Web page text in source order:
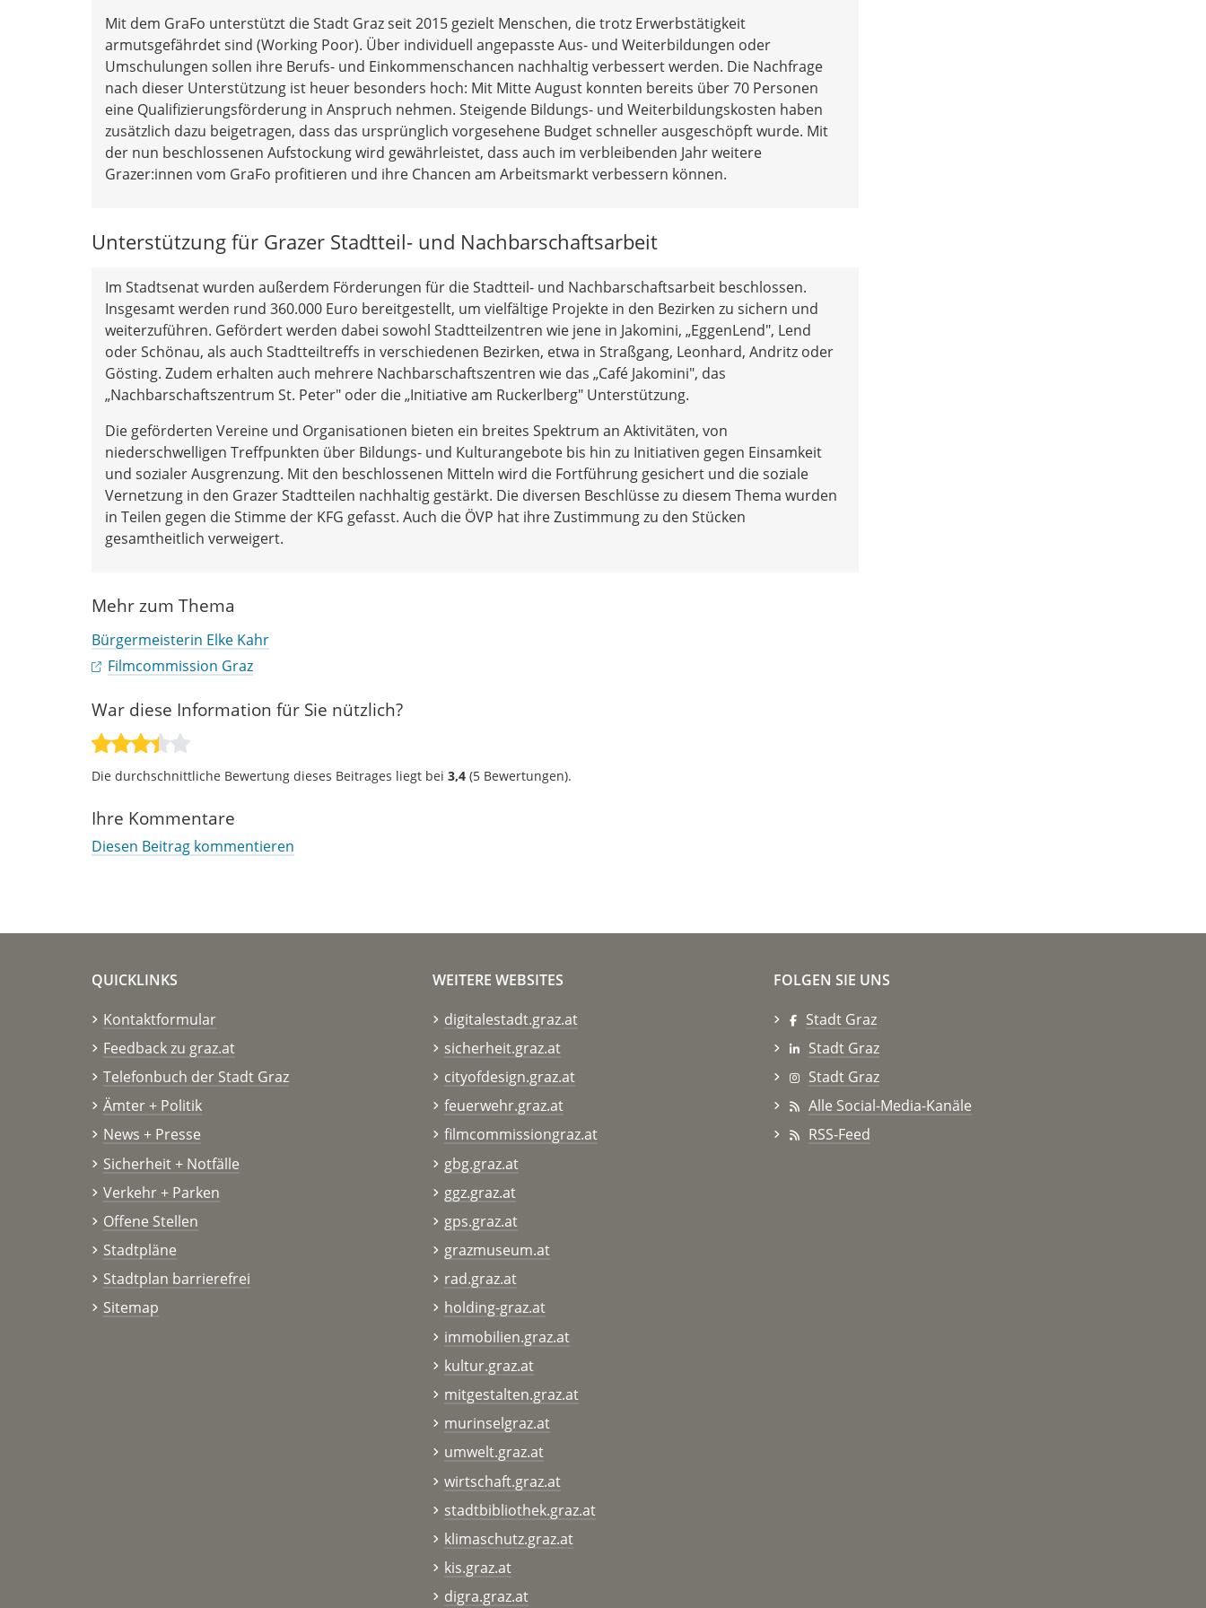
Mit dem GraFo unterstützt die Stadt Graz seit 2015 gezielt Menschen, die trotz Erwerbstätigkeit
armutsgefährdet sind (Working Poor). Über individuell angepasste Aus- und Weiterbildungen oder
Umschulungen sollen ihre Berufs- und Einkommenschancen nachhaltig verbessert werden. Die Nachfrage
nach dieser Unterstützung ist heuer besonders hoch: Mit Mitte August konnten bereits über 70 Personen
eine Qualifizierungsförderung in Anspruch nehmen. Steigende Bildungs- und Weiterbildungskosten haben
zusätzlich dazu beigetragen, dass das ursprünglich vorgesehene Budget schneller ausgeschöpft wurde. Mit
der nun beschlossenen Aufstockung wird gewährleistet, dass auch im verbleibenden Jahr weitere
Grazer:innen vom GraFo profitieren und ihre Chancen am Arbeitsmarkt verbessern können.
Unterstützung für Grazer Stadtteil- und Nachbarschaftsarbeit
Im Stadtsenat wurden außerdem Förderungen für die Stadtteil- und Nachbarschaftsarbeit beschlossen.
Insgesamt werden rund 360.000 Euro bereitgestellt, um vielfältige Projekte in den Bezirken zu sichern und
weiterzuführen. Gefördert werden dabei sowohl Stadtteilzentren wie jene in Jakomini, „EggenLend", Lend
oder Schönau, als auch Stadtteiltreffs in verschiedenen Bezirken, etwa in Straßgang, Leonhard, Andritz oder
Gösting. Zudem erhalten auch mehrere Nachbarschaftszentren wie das „Café Jakomini", das
„Nachbarschaftszentrum St. Peter" oder die „Initiative am Ruckerlberg" Unterstützung.
Die geförderten Vereine und Organisationen bieten ein breites Spektrum an Aktivitäten, von
niederschwelligen Treffpunkten über Bildungs- und Kulturangebote bis hin zu Initiativen gegen Einsamkeit
und sozialer Ausgrenzung. Mit den beschlossenen Mitteln wird die Fortführung gesichert und die soziale
Vernetzung in den Grazer Stadtteilen nachhaltig gestärkt. Die diversen Beschlüsse zu diesem Thema wurden
in Teilen gegen die Stimme der KFG gefasst. Auch die ÖVP hat ihre Zustimmung zu den Stücken
gesamtheitlich verweigert.
Mehr zum Thema
Bürgermeisterin Elke Kahr
Filmcommission Graz
War diese Information für Sie nützlich?
Die durchschnittliche Bewertung dieses Beitrages liegt bei 3,4 (5 Bewertungen).
Ihre Kommentare
Diesen Beitrag kommentieren
QUICKLINKS
Kontaktformular
Feedback zu graz.at
Telefonbuch der Stadt Graz
Ämter + Politik
News + Presse
Sicherheit + Notfälle
Verkehr + Parken
Offene Stellen
Stadtpläne
Stadtplan barrierefrei
Sitemap
WEITERE WEBSITES
digitalestadt.graz.at
sicherheit.graz.at
cityofdesign.graz.at
feuerwehr.graz.at
filmcommissiongraz.at
gbg.graz.at
ggz.graz.at
gps.graz.at
grazmuseum.at
rad.graz.at
holding-graz.at
immobilien.graz.at
kultur.graz.at
mitgestalten.graz.at
murinselgraz.at
umwelt.graz.at
wirtschaft.graz.at
stadtbibliothek.graz.at
klimaschutz.graz.at
kis.graz.at
digra.graz.at
FOLGEN SIE UNS
Stadt Graz
Stadt Graz
Stadt Graz
Alle Social-Media-Kanäle
RSS-Feed